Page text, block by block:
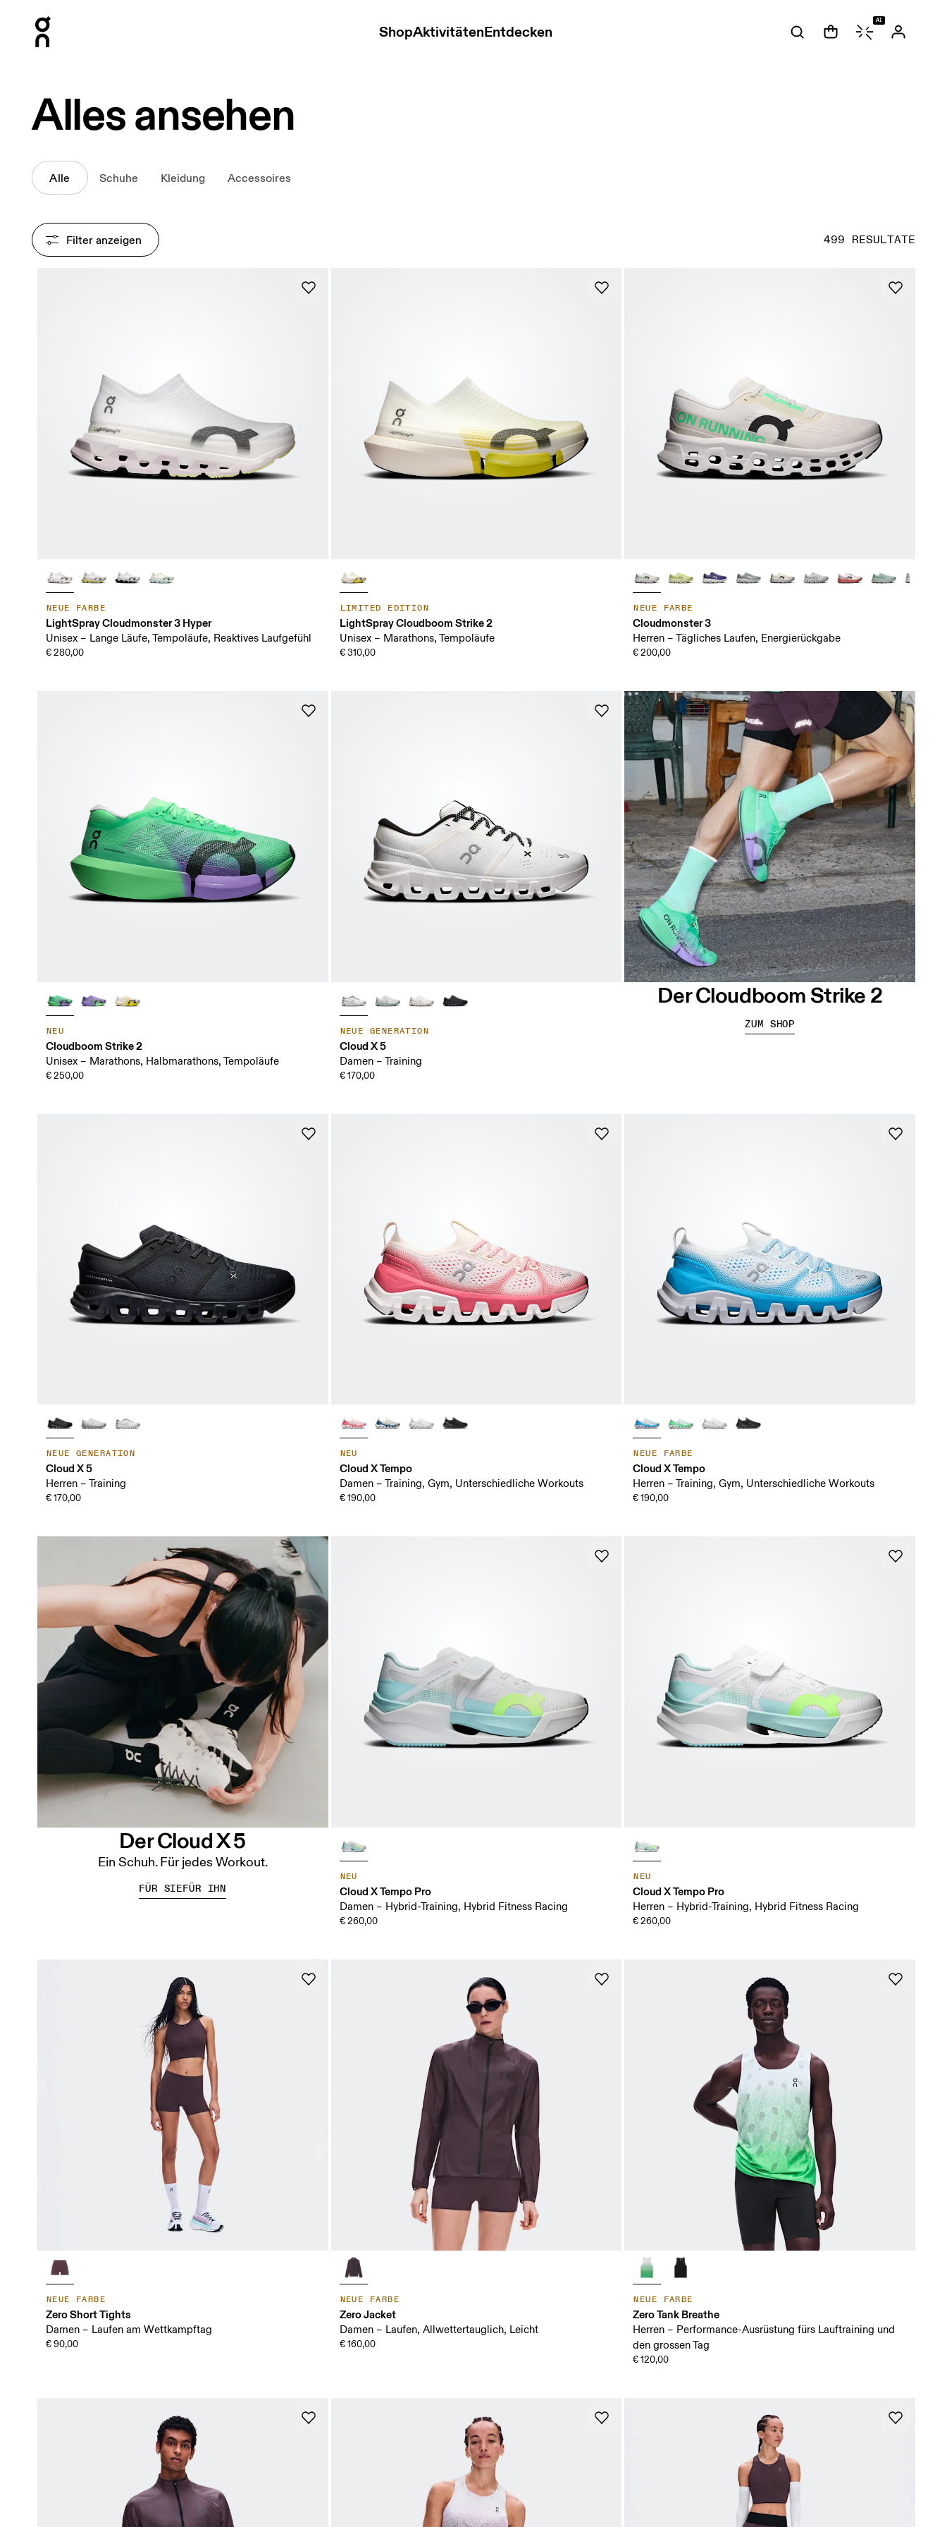
ShopAktivitätenEntdecken
AI
Alles ansehen
Alle Schuhe Kleidung Accessoires
499 RESULTATE
Filter anzeigen
NEUE FARBE
LightSpray Cloudmonster 3 Hyper
Unisex – Lange Läufe, Tempoläufe, Reaktives Laufgefühl
€ 280,00
LIMITED EDITION
LightSpray Cloudboom Strike 2
Unisex – Marathons, Tempoläufe
€ 310,00
NEUE FARBE
Cloudmonster 3
Herren – Tägliches Laufen, Energierückgabe
€ 200,00
NEU
Cloudboom Strike 2
Unisex – Marathons, Halbmarathons, Tempoläufe
€ 250,00
NEUE GENERATION
Cloud X 5
Damen – Training
€ 170,00
NEUE GENERATION
Cloud X 5
Herren – Training
€ 170,00
NEU
Cloud X Tempo
Damen – Training, Gym, Unterschiedliche Workouts
€ 190,00
NEUE FARBE
Cloud X Tempo
Herren – Training, Gym, Unterschiedliche Workouts
€ 190,00
NEU
Cloud X Tempo Pro
Damen – Hybrid-Training, Hybrid Fitness Racing
€ 260,00
NEU
Cloud X Tempo Pro
Herren – Hybrid-Training, Hybrid Fitness Racing
€ 260,00
NEUE FARBE
Zero Short Tights
Damen – Laufen am Wettkampftag
€ 90,00
NEUE FARBE
Zero Jacket
Damen – Laufen, Allwettertauglich, Leicht
€ 160,00
NEUE FARBE
Zero Tank Breathe
Herren – Performance-Ausrüstung fürs Lauftraining und
den grossen Tag
€ 120,00
Der Cloudboom Strike 2
ZUM SHOP
Der Cloud X 5
Ein Schuh. Für jedes Workout.
FÜR SIEFÜR IHN